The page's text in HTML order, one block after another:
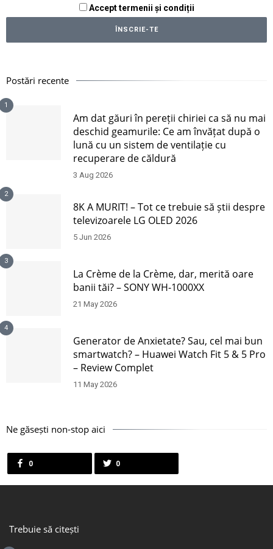
Accept termenii și condiții
Postări recente
1
Am dat găuri în pereții chiriei ca să nu mai
deschid geamurile: Ce am învățat după o
lună cu un sistem de ventilație cu
recuperare de căldură
3 Aug 2026
2
8K A MURIT! – Tot ce trebuie să știi despre
televizoarele LG OLED 2026
5 Jun 2026
3
La Crème de la Crème, dar, merită oare
banii tăi? – SONY WH-1000XX
21 May 2026
4
Generator de Anxietate? Sau, cel mai bun
smartwatch? – Huawei Watch Fit 5 & 5 Pro
– Review Complet
11 May 2026
Ne găsești non-stop aici
0 0
Trebuie să citești